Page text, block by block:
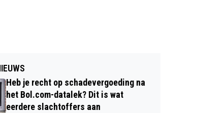
Heb je recht op schadevergoeding na
het Bol.com-datalek? Dit is wat
eerdere slachtoffers aan